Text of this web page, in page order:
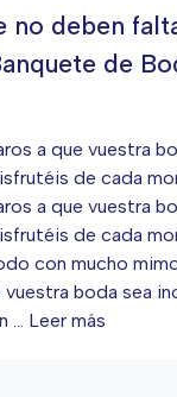
no deben
de
a que vuestra
de cada
a que vuestra
de cada
con mucho
boda sea
… Leer más